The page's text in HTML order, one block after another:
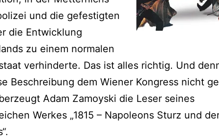
und die gefestigten
die Entwicklung
zu einem normalen
verhinderte. Das ist alles richtig. Und
Beschreibung dem Wiener Kongress nicht
Adam Zamoyski die Leser seines
Werkes „1815 – Napoleons Sturz und